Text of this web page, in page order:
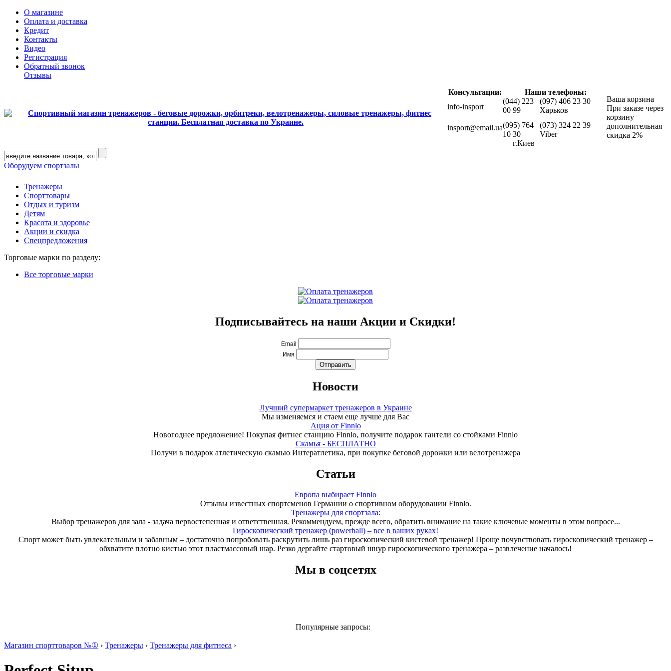
О магазине
Оплата и доставка
Кредит
Контакты
Видео
Регистрация
Обратный звонок
Отзывы
Консультации:
Наши телефоны:
Ваша корзина
При заказе через
корзину
дополнительная
скидка 2%
info-insport
(044) 223
00 99
(097) 406 23 30
Харьков
insport@email.ua(095) 764
10 30
(073) 324 22 39
Viber
г.Киев
Оборудуем спортзалы
Тренажеры
Спорттовары
Отдых и туризм
Детям
Красота и здоровье
Акции и скидка
Спецпредложения
Торговые марки по разделу:
Все торговые марки
Подписывайтесь на наши Акции и Скидки!
Email
Имя
Новости
Лучший супермаркет тренажеров в Украине
Мы изменяемся и стаем еще лучше для Вас
Ация от Finnlo
Новогоднее предложение! Покупая фитнес станцию Finnlo, получите подарок гантели со стойками Finnlo
Скамья - БЕСПЛАТНО
Получи в подарок атлетическую скамью Интератлетика, при покупке беговой дорожки или велотренажера
Статьи
Европа выбирает Finnlo
Отзывы известных спортсменов Германии о спортивном оборудовании Finnlo.
Тренажеры для спортзала:
Выбор тренажеров для зала - задача первостепенная и ответственная. Рекоммендуем, прежде всего, обратить внимание на такие ключевые моменты в этом вопросе...
Гироскопический тренажер (powerball) – все в ваших руках!
Спорт может быть увлекательным и забавным – достаточно попробовать раскрутить лишь раз гироскопический кистевой тренажер! Проще почувствовать гироскопический тренажер –
обхватите плотно кистью этот пластмассовый шар. Резко дергайте стартовый шнур гироскопического тренажера – развлечение началось!
Мы в соцсетях
Популярные запросы:
Магазин спорттоваров №① › Тренажеры › Тренажеры для фитнеса ›